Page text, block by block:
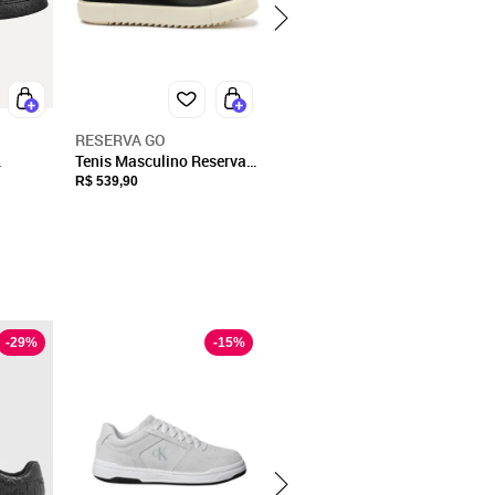
RESERVA GO
Tenis Masculino Reserva
Astral Westen Preto
R$ 539,90
-29% -15%